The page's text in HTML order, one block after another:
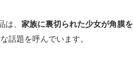
、 家族に裏切られた少女が角膜を
話題を呼んでいます。